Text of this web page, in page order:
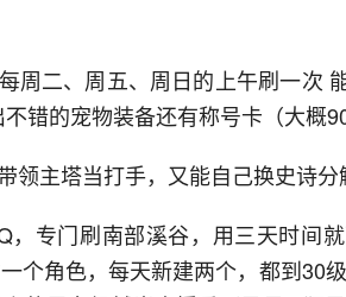
周二、周五、周日的上午刷一次
错的宠物装备还有称号卡（大概
领主塔当打手，又能自己换史诗分
，专门刷南部溪谷，用三天时间
个角色，每天新建两个，都到30